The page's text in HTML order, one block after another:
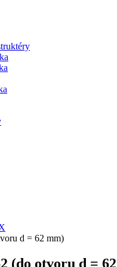
d = 62 mm)
(do otvoru d =